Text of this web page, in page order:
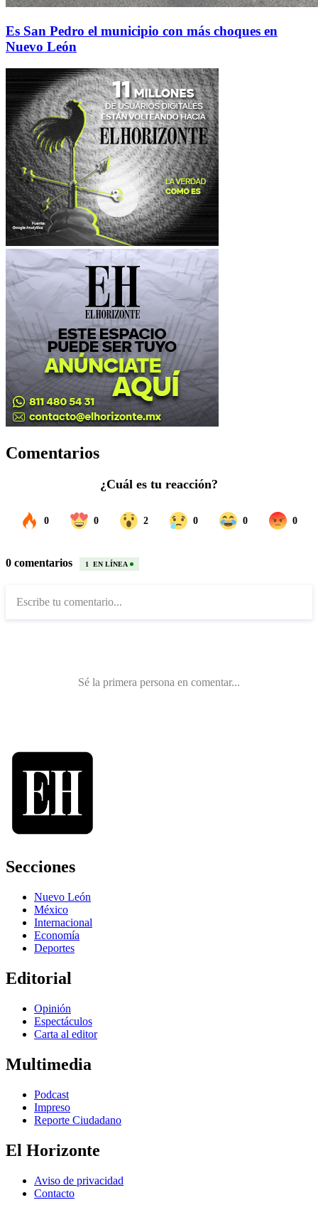
Es San Pedro el municipio con más choques en
Nuevo León
Comentarios
Secciones
Nuevo León
México
Internacional
Economía
Deportes
Editorial
Opinión
Espectáculos
Carta al editor
Multimedia
Podcast
Impreso
Reporte Ciudadano
El Horizonte
Aviso de privacidad
Contacto